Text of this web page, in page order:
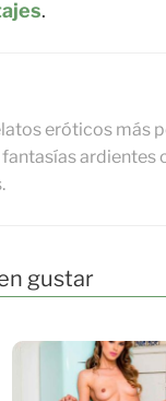
.
eróticos más
ardientes
gustar